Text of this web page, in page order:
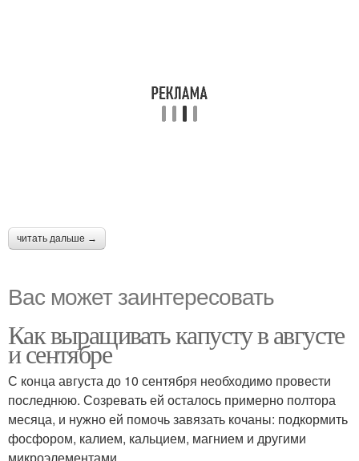
читать дальше →
Вас может заинтересовать
Как выращивать капусту в августе
и сентябре
С конца августа до 10 сентября необходимо провести
последнюю. Созревать ей осталось примерно полтора
месяца, и нужно ей помочь завязать кочаны: подкормить
фосфором, калием, кальцием, магнием и другими
микроэлементами.